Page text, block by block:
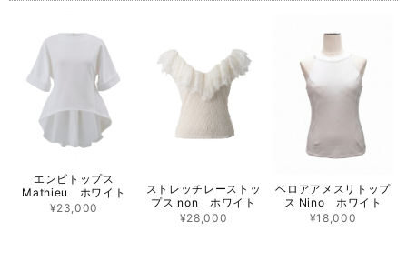
エンビトップス
Mathieu ホワイト
¥23,000
ストレッチレーストッ
プス non ホワイト
¥28,000
ベロアアメスリトップ
ス Nino ホワイト
¥18,000